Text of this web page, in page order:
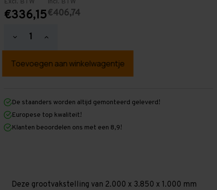
€336,15€406,74
Hoeveelheid
verlagen
Grootvakstelling
mm
mm
x
1.000
mm
Hoeveelheid
verhogen
Grootvakstelling
mm
mm
1.000
mm
De staanders worden altijd gemonteerd geleverd!
Europese top kwaliteit!
Klanten beoordelen ons met een 8,9!
Deze grootvakstelling van 2.000 x 3.850 x 1.000 mm